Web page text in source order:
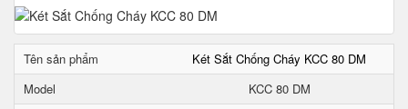
Tên sản phẩm
Két Sắt Chống Cháy KCC 80 DM
Model
KCC 80 DM